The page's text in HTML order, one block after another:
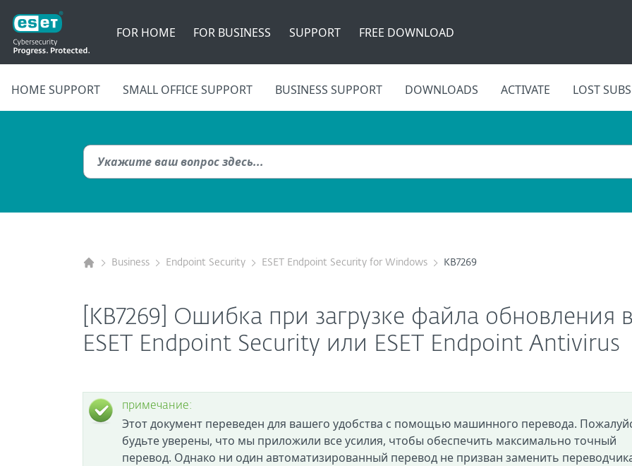
FOR HOME FOR BUSINESS SUPPORT FREE DOWNLOAD
HOME SUPPORT SMALL OFFICE SUPPORT BUSINESS SUPPORT DOWNLOADS ACTIVATE LOST
Business Endpoint Security ESET Endpoint Security for Windows KB7269
[KB7269] Ошибка при загрузке файла обновления
ESET Endpoint Security или ESET Endpoint Antivirus
примечание:
Этот документ переведен для вашего удобства с помощью машинного перевода.
будьте уверены, что мы приложили все усилия, чтобы обеспечить максимально точный
перевод. Однако ни один автоматизированный перевод не призван заменить